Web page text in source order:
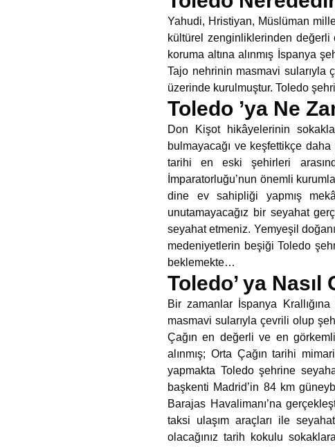
Yahudi, Hristiyan, Müslüman
kültürel zenginliklerinden değerli
koruma altına alınmış İspanya
Tajo nehrinin masmavi sularıyla
üzerinde kurulmuştur. Toledo
Toledo ’ya Ne
Don Kişot hikâyelerinin
bulmayacağı ve keşfettikçe
tarihi en eski şehirleri
İmparatorluğu’nun önemli
dine ev sahipliği yapmış
unutamayacağız bir seyahat
seyahat etmeniz. Yemyeşil
medeniyetlerin beşiği Toledo
beklemekte…
Toledo’ ya Nasıl
Bir zamanlar İspanya
masmavi sularıyla çevrili olup
Çağın en değerli ve en
alınmış; Orta Çağın tarihi
yapmakta Toledo şehrine
başkenti Madrid’in 84 km
Barajas Havalimanı’na
taksi ulaşım araçları ile
olacağınız tarih kokulu